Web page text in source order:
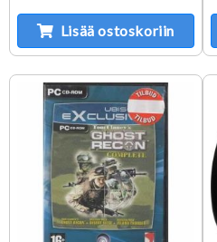
Lisää ostoskoriin